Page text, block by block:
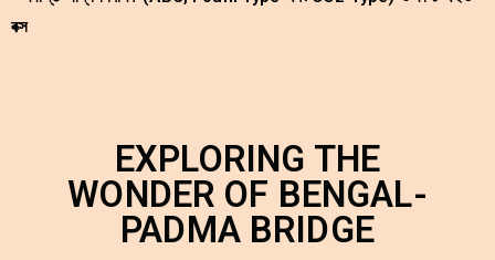
বক্স
EXPLORING THE
WONDER OF BENGAL-
PADMA BRIDGE